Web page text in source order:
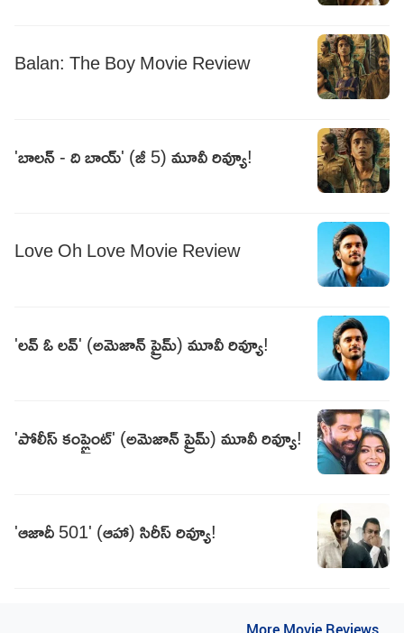
Balan: The Boy Movie Review
'బాలన్ - ది బాయ్' (జీ 5) మూవీ రివ్యూ!
Love Oh Love Movie Review
'లవ్ ఓ లవ్' (అమెజాన్ ప్రైమ్) మూవీ రివ్యూ!
'పోలీస్ కంప్లైంట్' (అమెజాన్ ప్రైమ్) మూవీ రివ్యూ!
'ఆజాదీ 501' (ఆహా) సిరీస్ రివ్యూ!